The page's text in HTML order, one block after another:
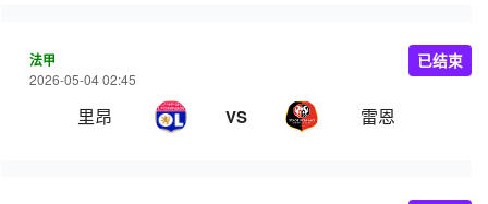
法甲
2026-05-04 02:45
里昂 VS 雷恩
已结束